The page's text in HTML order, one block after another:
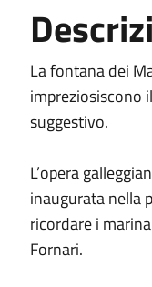
La fontana dei
impreziosiscono
suggestivo.
L’opera
inaugurata nella
ricordare i
Fornari.